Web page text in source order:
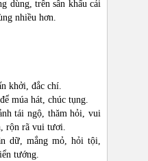
dùng, trên sân khấu cải
nhiều hơn.
khởi, đắc chí.
múa hát, chúc tụng.
tái ngộ, thăm hỏi, vui
rộn rã vui tươi.
dữ, mắng mỏ, hỏi tội,
tướng.